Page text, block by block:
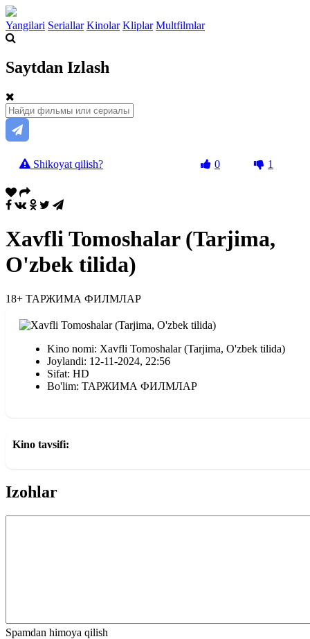
Yangilari Seriallar Kinolar Kliplar Multfilmlar
Saytdan Izlash
Shikoyat qilish? 0 1
Xavfli Tomoshalar (Tarjima,
O'zbek tilida)
18+ ТАРЖИМА ФИЛМЛАР
Kino nomi: Xavfli Tomoshalar (Tarjima, O'zbek tilida)
Joylandi: 12-11-2024, 22:56
Sifat: HD
Bo'lim: ТАРЖИМА ФИЛМЛАР
Kino tavsifi:
Izohlar
Spamdan himoya qilish